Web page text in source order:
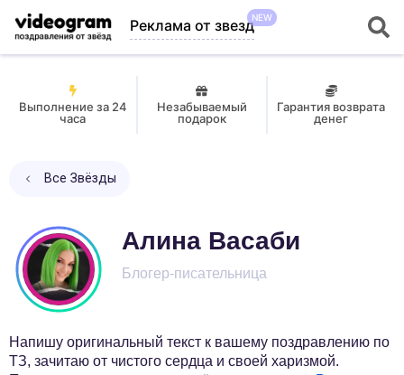
Реклама от звездNEW
Выполнение за 24
часа
Незабываемый
подарок
Гарантия возврата
денег
Все Звёзды
Алина Васаби
Блогер-писательница
Напишу оригинальный текст к вашему поздравлению по
ТЗ, зачитаю от чистого сердца и своей харизмой.